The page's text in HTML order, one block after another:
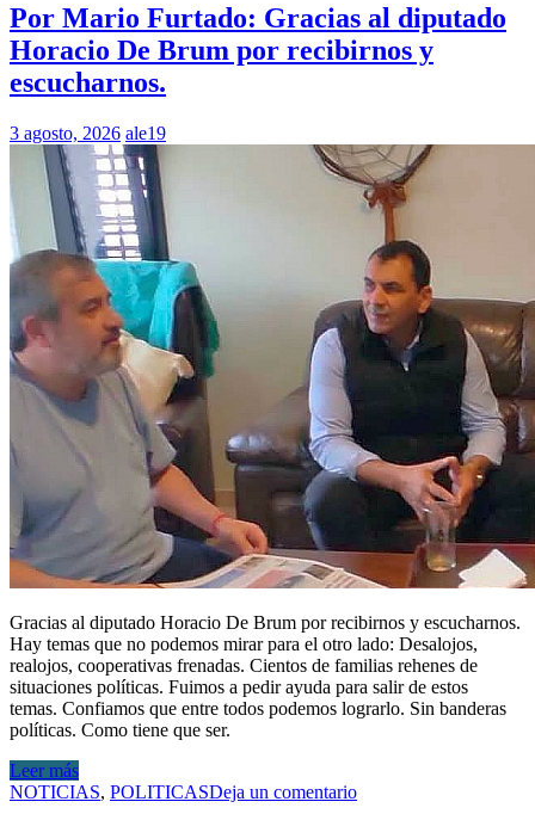
Por Mario Furtado: Gracias al diputado
Horacio De Brum por recibirnos y
escucharnos.
3 agosto, 2026 ale19
Gracias al diputado Horacio De Brum por recibirnos y escucharnos.
Hay temas que no podemos mirar para el otro lado: Desalojos,
realojos, cooperativas frenadas. Cientos de familias rehenes de
situaciones políticas. Fuimos a pedir ayuda para salir de estos
temas. Confiamos que entre todos podemos lograrlo. Sin banderas
políticas. Como tiene que ser.
Leer más
NOTICIAS, POLITICASDeja un comentario